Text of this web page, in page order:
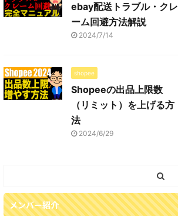
ebay配送トラブル・クレ
ーム回避方法解説
2024/7/14
shopee
Shopeeの出品上限数
（リミット）を上げる方
法
2024/6/29
メンバー紹介